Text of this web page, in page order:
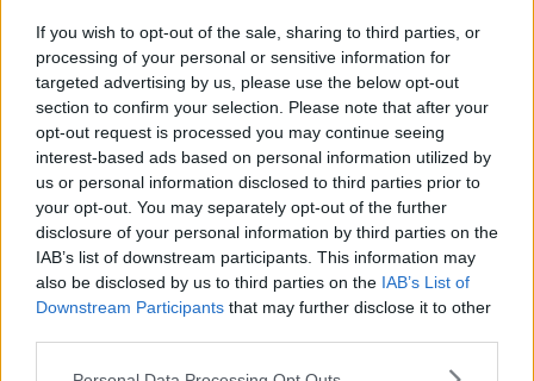
If you wish to opt-out of the sale, sharing to third parties, or
processing of your personal or sensitive information for
targeted advertising by us, please use the below opt-out
section to confirm your selection. Please note that after your
opt-out request is processed you may continue seeing
interest-based ads based on personal information utilized by
us or personal information disclosed to third parties prior to
your opt-out. You may separately opt-out of the further
disclosure of your personal information by third parties on the
IAB’s list of downstream participants. This information may
also be disclosed by us to third parties on the IAB’s List of
Downstream Participants that may further disclose it to other
Så på vilka områden menar du att Volvo ligger före Scania när det
gäller komfört, styrning och förarstöd?
2026-04-08, 23:17
Kalle-i-KBA
Medlem
Inlägg: 5 182
Ursprungligen postat av Generalandersson
Ja, varför vill någon åkare (eller chaufför) egentligen ha
något annat märke än Scania?
Jag har jobbat som konsult under en massa år på Volvo AB